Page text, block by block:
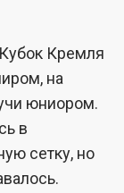
Кремля
на
юниором.
в
сетку, но